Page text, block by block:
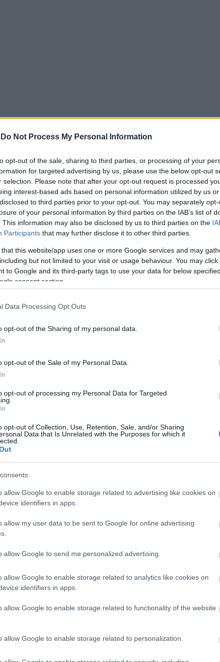
Do Not Process My Personal Information
opt-out of the sale, sharing to third parties, or processing of your
for targeted advertising by us, please use the below opt-out
selection. Please note that after your opt-out request is processed
interest-based ads based on personal information utilized by us
to third parties prior to your opt-out. You may separately
of your personal information by third parties on the IAB’s list of
This information may also be disclosed by us to third parties on the
Participants that may further disclose it to other third parties.
that this website/app uses one or more Google services and may
but not limited to your visit or usage behaviour. You may
to Google and its third-party tags to use your data for below
consent section.
Data Processing Opt Outs
opt-out of the Sharing of my personal data.
opt-out of the Sale of my Personal Data.
opt-out of processing my Personal Data for Targeted
opt-out of Collection, Use, Retention, Sale, and/or Sharing
Data that Is Unrelated with the Purposes for which it
allow Google to enable storage related to advertising like cookies on
identifiers in apps.
allow my user data to be sent to Google for online advertising
allow Google to send me personalized advertising.
allow Google to enable storage related to analytics like cookies on
identifiers in apps.
allow Google to enable storage related to functionality of the website
allow Google to enable storage related to personalization.
υποχρεωτική σε όλα τα συμβόλαια ρήτρα!
εμφάνιση, στο θρίλερ της Μάλτας και
ανατροπή.
με τις απανωτές αποκρούσεις της τον Ολυμπιακό
από πλευράς αντιπάλου ήταν η μεγάλη απειλή που δεν
την ομάδα της, πετυχαίνοντας επτά γκολ.
ματσάρα και έστειλε το ματς στα πέναλτι,
3/3 αποκρούσεις στα πέναλτι έβαλε τη σφραγίδα της
στο καθοριστικό τελευταίο πέναλτι και να κρίνει
και σταθερά μπροστά στο σκορ. Το αμυντικό
κατάφερναν μόνο να μειώσουν στο σκορ. Στο δεύτερο
4-0, επιασαν κοιμώμενη την άμυνα του Ολυμπιακού
αθλήτριες του και ο Ολυμπιακός πήρε ψυχολογία στο
οι Ούγγρες έδειχναν να τα έχουν χαμένα και δεν
έκανε το 1-0 στα πρώτα 45” με την Άντριους, ενώ η
της ελληνικής ομάδας. Το πλάνο στην άμυνα ήταν
την ώθηση για το προβάδισμα στο πρώτο οκτάλεπτο.
σε 4-3. Η Σταματοπούλου ξεχώρισε από νωρίς με τρεις
άμυνα και με μια εκπληκτική λόμπα άνοιξε το
υπομονή στην κυκλοφορία της μπάλας, βρήκε κενά